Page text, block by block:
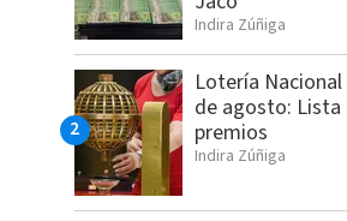
Indira Zúñiga
Lotería
de agosto:
premios
Indira Zúñiga